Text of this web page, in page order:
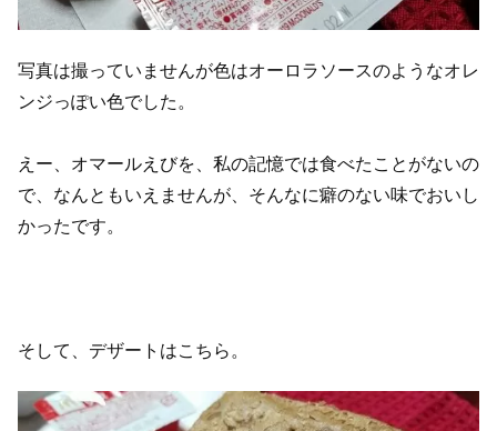
写真は撮っていませんが色はオーロラソースのようなオレ
ンジっぽい色でした。
えー、オマールえびを、私の記憶では食べたことがないの
で、なんともいえませんが、そんなに癖のない味でおいし
かったです。
そして、デザートはこちら。